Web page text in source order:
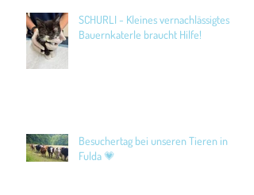
SCHURLI - Kleines vernachlässigtes
Bauernkaterle braucht Hilfe!
Besuchertag bei unseren Tieren in
Fulda 💗